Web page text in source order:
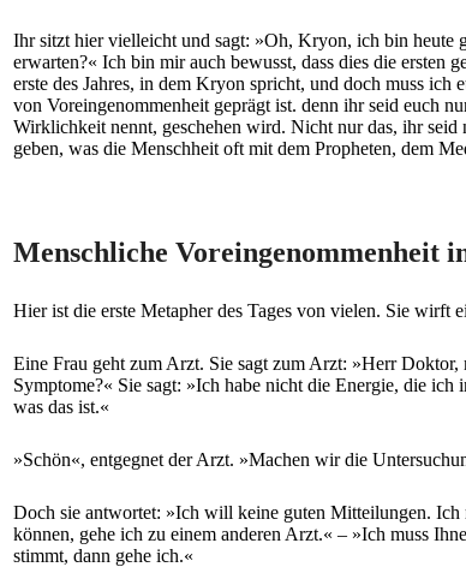
Ihr sitzt hier vielleicht und sagt: »Oh, Kryon, ich bin heute
erwarten?« Ich bin mir auch bewusst, dass dies die ersten
erste des Jahres, in dem Kryon spricht, und doch muss
von Voreingenommenheit geprägt ist. denn ihr seid euch
Wirklichkeit nennt, geschehen wird. Nicht nur das, ihr
geben, was die Menschheit oft mit dem Propheten, dem
Menschliche Voreingenommenheit
Hier ist die erste Metapher des Tages von vielen. Sie
Eine Frau geht zum Arzt. Sie sagt zum Arzt: »Herr
Symptome?« Sie sagt: »Ich habe nicht die Energie, die
was das ist.«
»Schön«, entgegnet der Arzt. »Machen wir die
Doch sie antwortet: »Ich will keine guten Mitteilungen. Ich
können, gehe ich zu einem anderen Arzt.« – »Ich muss
stimmt, dann gehe ich.«